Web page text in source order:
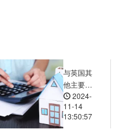
英国
0.01米
Morden Rd South Wimbledon Stn (Stop SM), 7 Milner Road, 伦敦, SW19 3AB, 英国
0.03米
英国
0.03米
英国
0.03米
与英国其
他主要城
市相比，
伦敦房价
的优势和
2024-
11-14
13:50:57